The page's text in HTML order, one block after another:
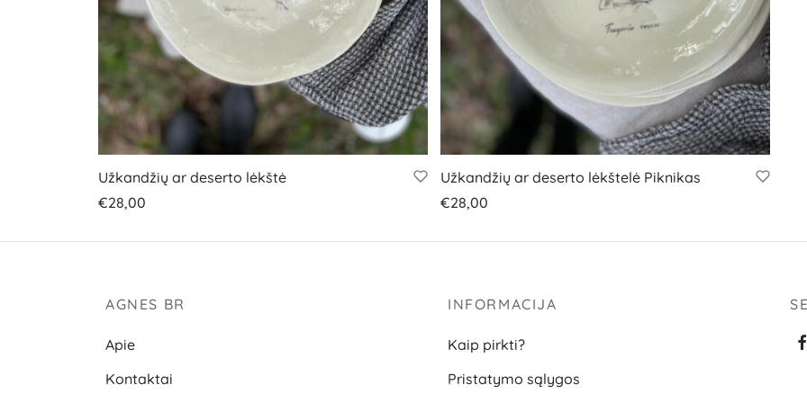
Užkandžių ar deserto lėkštė
€28,00
Užkandžių ar deserto lėkštelė Piknikas
€28,00
AGNES BR
Apie
Kontaktai
INFORMACIJA
Kaip pirkti?
Pristatymo sąlygos